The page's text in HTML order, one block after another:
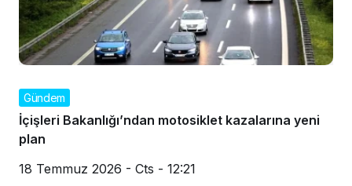
Gündem
İçişleri Bakanlığı’ndan motosiklet kazalarına yeni
plan
18 Temmuz 2026 - Cts - 12:21